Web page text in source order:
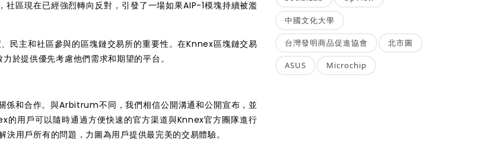
，社區現在已經強烈轉向反對，引發了一場如果AIP-1模塊持續被濫
主和社區參與的區塊鏈交易所的重要性。在Knnex區塊鏈交易
於提供優先考慮他們需求和期望的平台。
係和合作。與Arbitrum不同，我們相信公開溝通和公開宣布，並
的用戶可以隨時通過方便快速的官方渠道與Knnex官方團隊進行
用戶所有的問題，力圖為用戶提供最完美的交易體驗。
中國文化大學
台灣發明商品促進協會 北市圖
ASUS Microchip